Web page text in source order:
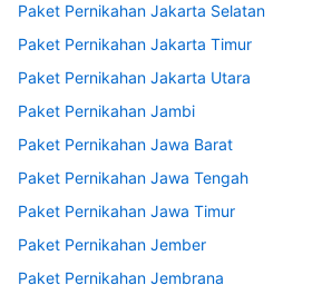
Paket Pernikahan Jakarta Selatan
Paket Pernikahan Jakarta Timur
Paket Pernikahan Jakarta Utara
Paket Pernikahan Jambi
Paket Pernikahan Jawa Barat
Paket Pernikahan Jawa Tengah
Paket Pernikahan Jawa Timur
Paket Pernikahan Jember
Paket Pernikahan Jembrana